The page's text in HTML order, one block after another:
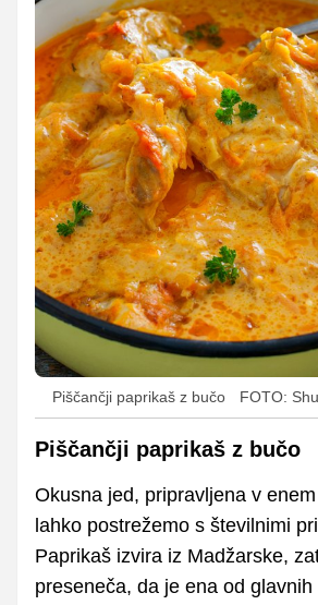
Piščančji paprikaš z bučo FOTO:
Piščančji paprikaš z bučo
Okusna jed, pripravljena v
lahko postrežemo s številnimi
Paprikaš izvira iz Madžarske,
preseneča, da je ena od